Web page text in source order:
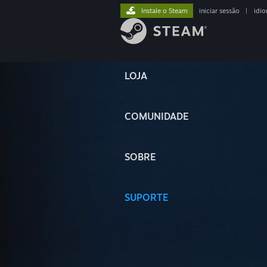
LOJA
COMUNIDADE
SOBRE
SUPORTE
Instale o Steam iniciar sessão